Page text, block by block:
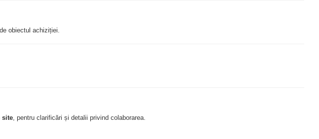
obiectul achiziției.
site, pentru clarificări și detalii privind colaborarea.